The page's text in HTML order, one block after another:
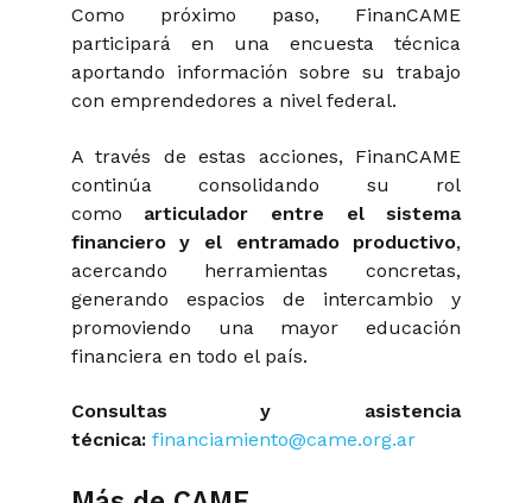
Como próximo paso, FinanCAME
participará en una encuesta técnica
aportando información sobre su trabajo
con emprendedores a nivel federal.
A través de estas acciones, FinanCAME
continúa consolidando su rol
como articulador entre el sistema
financiero y el entramado productivo,
acercando herramientas concretas,
generando espacios de intercambio y
promoviendo una mayor educación
financiera en todo el país.
Consultas y asistencia
técnica: financiamiento@came.org.ar